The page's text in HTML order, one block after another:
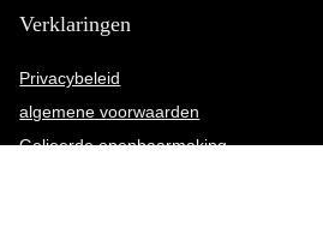
Verklaringen
Privacybeleid
algemene voorwaarden
Gelieerde openbaarmaking